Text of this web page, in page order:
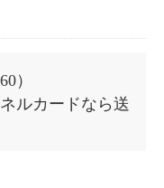
）
ルカードなら送